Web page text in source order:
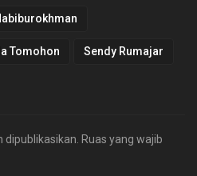
Tomohon Sendy Rumajar
dipublikasikan. Ruas yang wajib